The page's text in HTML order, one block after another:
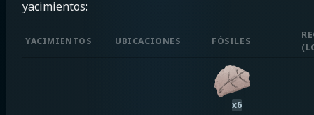
yacimientos:
YACIMIENTOS UBICACIONES FÓSILES
(
x6